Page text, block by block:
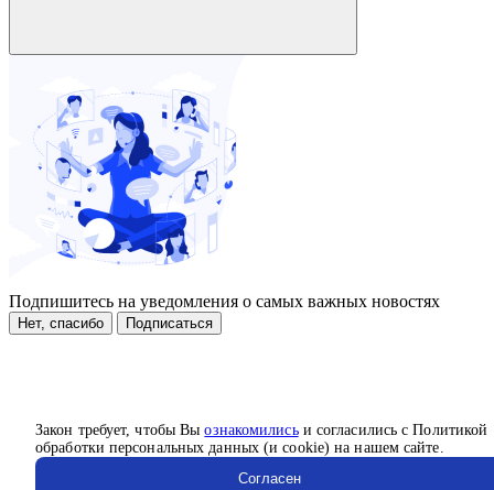
Закон требует, чтобы Выознакомилисьи согласились с Политикой
обработки персональных данных (и cookie) на нашем сайте.
Согласен
Подпишитесь на уведомления о самых важных новостях
Нет, спасибо Подписаться